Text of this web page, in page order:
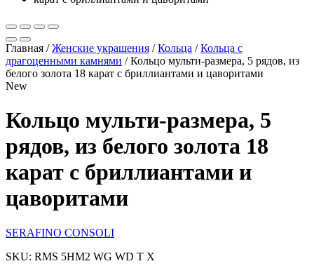
Главная /Женские украшения /Кольца /Кольца с
драгоценными камнями /Кольцо мульти-размера, 5 рядов, из
белого золота 18 карат с бриллиантами и цаворитами
New
Кольцо мульти-размера, 5
рядов, из белого золота 18
карат с бриллиантами и
цаворитами
SERAFINO CONSOLI
SKU: RMS 5HM2 WG WD T X